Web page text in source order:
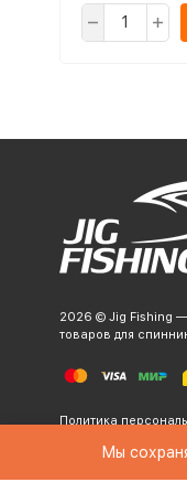
2026 © Jig Fishing
товаров для
Политика
Мы